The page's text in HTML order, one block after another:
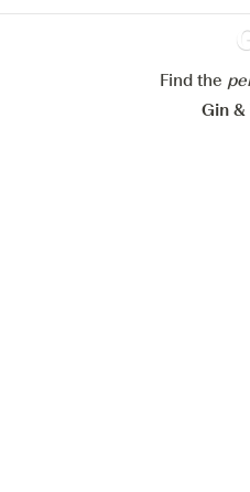
Find the
Gin &
Refuser tout